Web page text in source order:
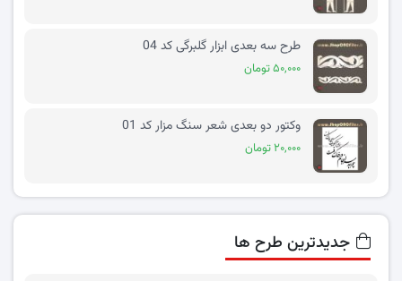
طرح سه بعدی ابزار گلبرگی کد 04
۵۰,۰۰۰ تومان
وکتور دو بعدی شعر سنگ مزار کد 01
۲۰,۰۰۰ تومان
جدیدترین طرح ها